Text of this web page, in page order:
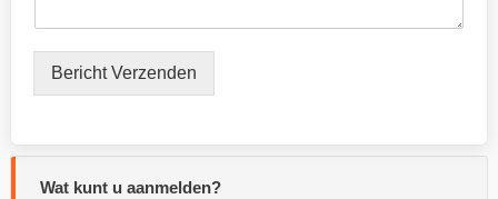
Bericht Verzenden
Wat kunt u aanmelden?